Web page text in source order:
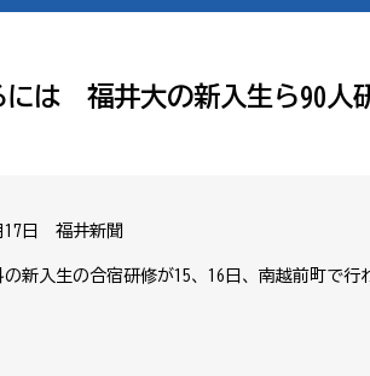
には 福井大の新入生ら90人
日 福井新聞
新入生の合宿研修が15、16日、南越前町で行